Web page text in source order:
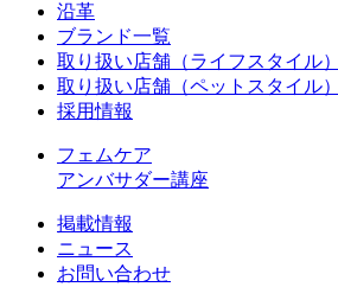
沿革
ブランド一覧
取り扱い店舗（ライフスタイル）
取り扱い店舗（ペットスタイル）
採用情報
フェムケア
アンバサダー講座
掲載情報
ニュース
お問い合わせ